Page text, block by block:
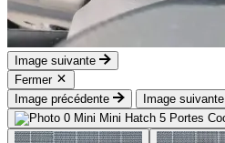
Image suivante
Fermer
Image précédente
Image suivante